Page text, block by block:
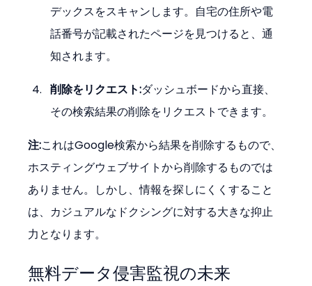
デックスをスキャンします。自宅の住所や電
話番号が記載されたページを見つけると、通
知されます。
削除をリクエスト:ダッシュボードから直接、
その検索結果の削除をリクエストできます。
注:これはGoogle検索から結果を削除するもので、
ホスティングウェブサイトから削除するものでは
ありません。しかし、情報を探しにくくすること
は、カジュアルなドクシングに対する大きな抑止
力となります。
無料データ侵害監視の未来